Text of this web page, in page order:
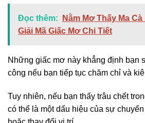
Đọc thêm:
Nằm Mơ Thấy Ma
Giải Mã Giấc Mơ Chi Tiết
Những giấc mơ này khẳng định bạn
công nếu bạn tiếp tục chăm chỉ và
Tuy nhiên, nếu bạn thấy trâu chết
có thể là một dấu hiệu của sự